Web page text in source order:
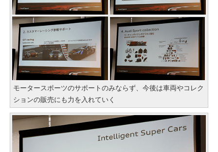
モータースポーツのサポートのみならず、今後は車両やコレク
ションの販売にも力を入れていく